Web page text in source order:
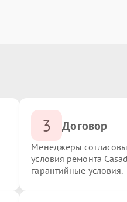
3 Договор
Менеджеры
условия ремонта
гарантийные условия.